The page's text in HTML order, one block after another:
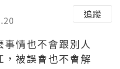
追蹤
事情也不會跟別人
，被誤會也不會解